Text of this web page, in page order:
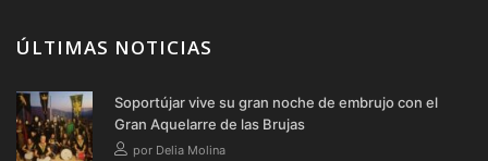
ÚLTIMAS NOTICIAS
Soportújar vive su gran noche de embrujo con el
Gran Aquelarre de las Brujas
por Delia Molina